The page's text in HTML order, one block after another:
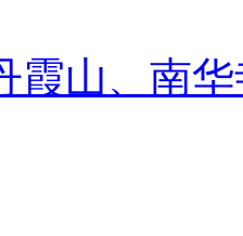
霞山、南